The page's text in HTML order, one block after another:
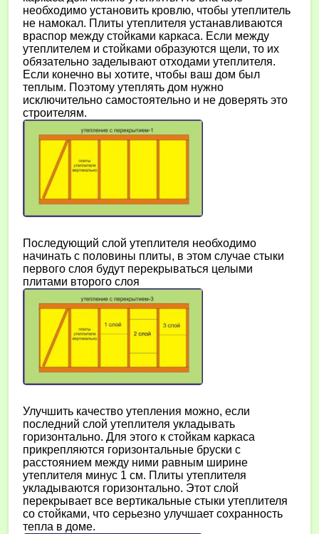
необходимо установить кровлю, чтобы утеплитель
не намокал. Плиты утеплителя устанавливаются
враспор между стойками каркаса. Если между
утеплителем и стойками образуются щели, то их
обязательно заделывают отходами утеплителя.
Если конечно вы хотите, чтобы ваш дом был
теплым. Поэтому утеплять дом нужно
исключительно самостоятельно и не доверять это
строителям.
Последующий слой утеплителя необходимо
начинать с половины плиты, в этом случае стыки
первого слоя будут перекрываться целыми
плитами второго слоя
Улучшить качество утепления можно, если
последний слой утеплителя укладывать
горизонтально. Для этого к стойкам каркаса
прикрепляются горизонтальные бруски с
расстоянием между ними равным ширине
утеплителя минус 1 см. Плиты утеплителя
укладываются горизонтально. Этот слой
перекрывает все вертикальные стыки утеплителя
со стойками, что серьезно улучшает сохранность
тепла в доме.